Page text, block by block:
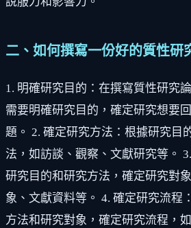
二、如何撰寫一份好的質性研
1. 明確研究目的：在撰寫質性研究
需要明確研究目的，確定研究想要
題。 2. 確定研究方法：根據研究目
法，如訪談、觀察、文獻研究等。
研究目的和研究方法，確定研究對
象、文獻資料等。 4. 確定研究流程
方法和研究對象，確定研究流程，